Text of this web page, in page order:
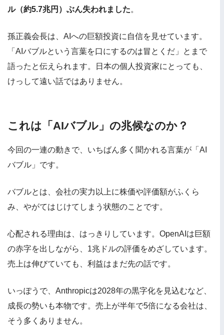
ル（約5.7兆円）ぶん失われました。
孫正義会長は、AIへの巨額投資に自信を見せています。
「AIバブルという言葉を口にするのは冒とくだ」とまで
語ったと伝えられます。日本の個人投資家にとっても、
けっして遠い話ではありません。
これは「AIバブル」の兆候なのか？
今回の一連の動きで、いちばん多く聞かれる言葉が「AI
バブル」です。
バブルとは、会社の実力以上に株価や評価額がふくら
み、やがてはじけてしまう状態のことです。
心配される理由は、はっきりしています。OpenAIは巨額
の赤字を出しながら、1兆ドルの評価をめざしています。
売上は伸びていても、利益はまだ先の話です。
いっぽうで、Anthropicは2028年の黒字化を見込むなど、
成長の勢いも本物です。売上が半年で5倍になる会社は、
そう多くありません。